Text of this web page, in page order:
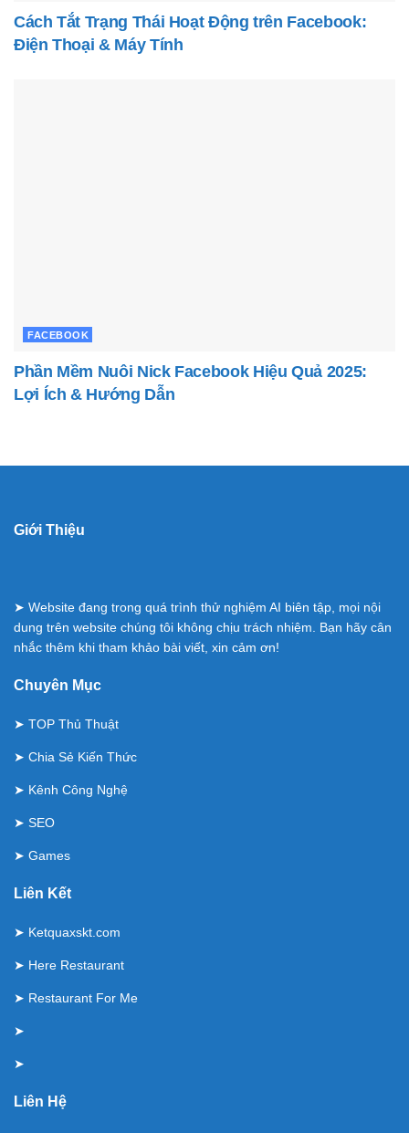
Cách Tắt Trạng Thái Hoạt Động trên Facebook:
Điện Thoại & Máy Tính
FACEBOOK
Phần Mềm Nuôi Nick Facebook Hiệu Quả 2025:
Lợi Ích & Hướng Dẫn
Giới Thiệu
➤ Website đang trong quá trình thử nghiệm AI biên tập, mọi nội
dung trên website chúng tôi không chịu trách nhiệm. Bạn hãy cân
nhắc thêm khi tham khảo bài viết, xin cảm ơn!
Chuyên Mục
➤ TOP Thủ Thuật
➤ Chia Sẻ Kiến Thức
➤ Kênh Công Nghệ
➤ SEO
➤ Games
Liên Kết
➤ Ketquaxskt.com
➤ Here Restaurant
➤ Restaurant For Me
➤
➤
Liên Hệ